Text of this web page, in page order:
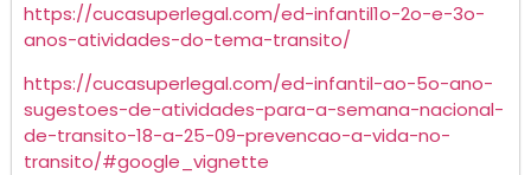
https://cucasuperlegal.com/ed-infantil1o-2o-e-3o-
anos-atividades-do-tema-transito/
https://cucasuperlegal.com/ed-infantil-ao-5o-ano-
sugestoes-de-atividades-para-a-semana-nacional-
de-transito-18-a-25-09-prevencao-a-vida-no-
transito/#google_vignette